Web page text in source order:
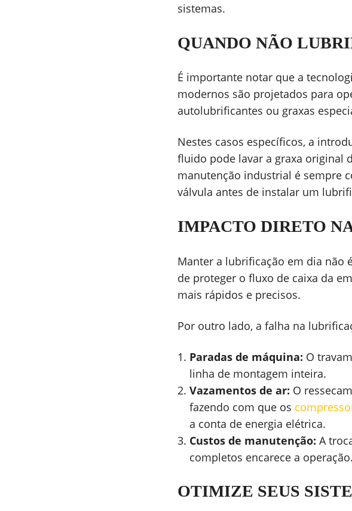
sistemas.
QUANDO NÃO
É importante notar que a
modernos são projetados para
autolubrificantes ou graxas
Nestes casos específicos, a
fluido pode lavar a graxa original
manutenção industrial é sempre
válvula antes de instalar um
IMPACTO DIRETO
Manter a lubrificação em dia não
de proteger o fluxo de caixa da
mais rápidos e precisos.
Por outro lado, a falha na
Paradas de máquina: O
linha de montagem inteira.
Vazamentos de ar: O
fazendo com que os
a conta de energia elétrica.
Custos de manutenção: A
completos encarece a operação.
OTIMIZE SEUS